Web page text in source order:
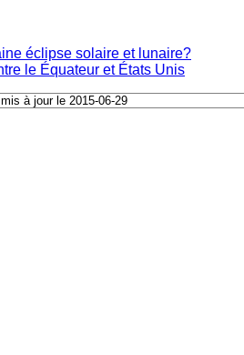
éclipse solaire et lunaire?
le Équateur et États Unis
à jour le 2015-06-29